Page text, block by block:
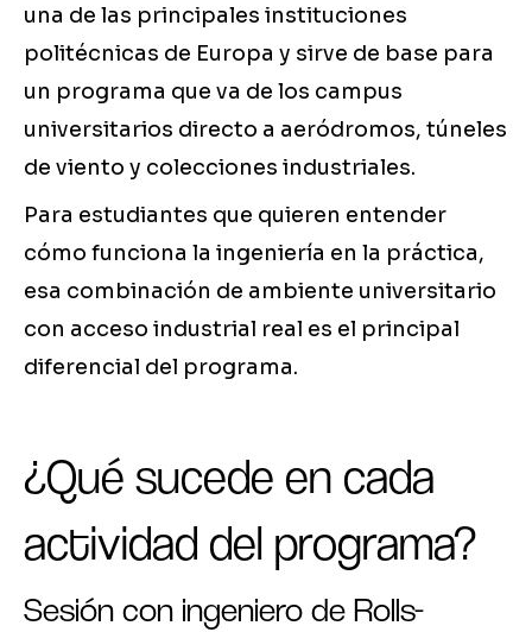
una de las principales instituciones
politécnicas de Europa y sirve de base para
un programa que va de los campus
universitarios directo a aeródromos, túneles
de viento y colecciones industriales.
Para estudiantes que quieren entender
cómo funciona la ingeniería en la práctica,
esa combinación de ambiente universitario
con acceso industrial real es el principal
diferencial del programa.
¿Qué sucede en cada
actividad del programa?
Sesión con ingeniero de Rolls-